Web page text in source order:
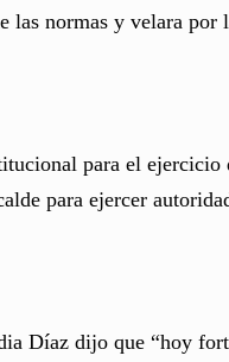
normas y velara por
para el
para ejercer
Díaz dijo que “hoy